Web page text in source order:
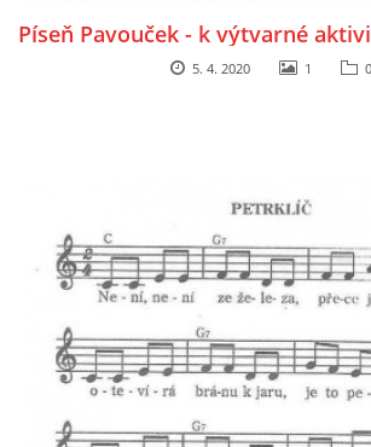
Píseň Pavouček - k výtvarné
5. 4. 2020 1 0